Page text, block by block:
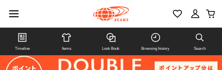
Timeline Items Look Book Browsing history Search